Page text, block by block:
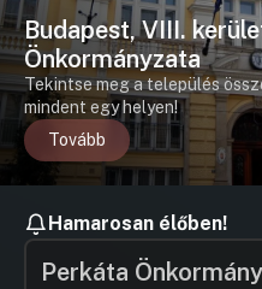
Budapest, VIII.
Önkormányzata
Tekintse meg a település
mindent egy helyen!
Tovább
Hamarosan élőben!
Perkáta